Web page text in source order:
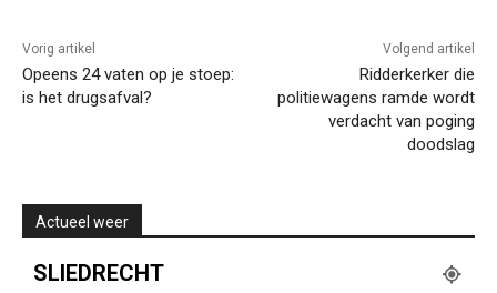
Vorig artikel
Opeens 24 vaten op je stoep:
is het drugsafval?
Volgend artikel
Ridderkerker die
politiewagens ramde wordt
verdacht van poging
doodslag
Actueel weer
SLIEDRECHT